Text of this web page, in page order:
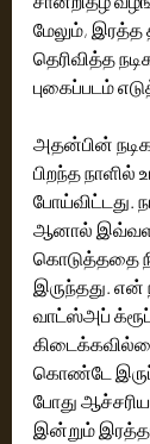
மேலும், இரத்த
தெரிவித்த
புகைப்படம்
அதன்பின்
பிறந்த நாளில்
போய்விட்டது.
ஆனால்
கொடுத்ததை
இருந்தது.
வாட்ஸ்அப்
கொண்டே இருப்பார்கள்.‌
போது
இன்றும்